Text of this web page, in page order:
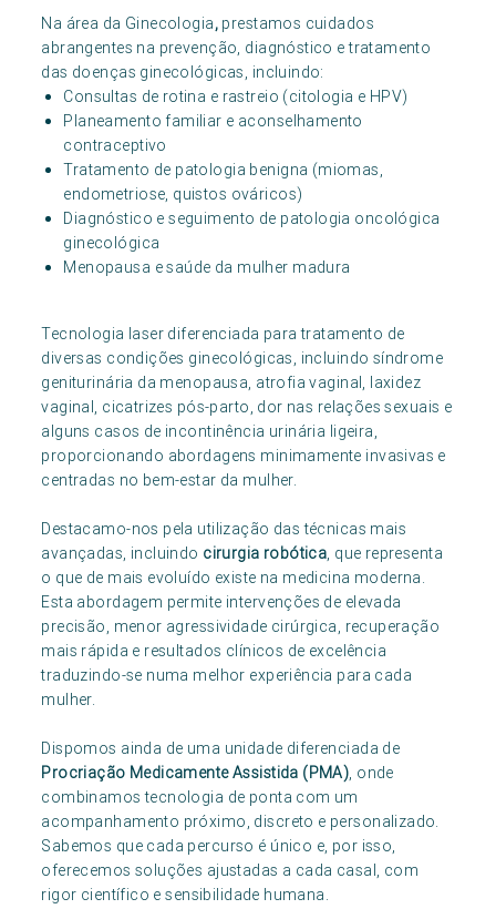
Na área da Ginecologia, prestamos cuidados
abrangentes na prevenção, diagnóstico e tratamento
das doenças ginecológicas, incluindo:
Consultas de rotina e rastreio (citologia e HPV)
Planeamento familiar e aconselhamento
contraceptivo
Tratamento de patologia benigna (miomas,
endometriose, quistos ováricos)
Diagnóstico e seguimento de patologia oncológica
ginecológica
Menopausa e saúde da mulher madura
Tecnologia laser diferenciada para tratamento de
diversas condições ginecológicas, incluindo síndrome
geniturinária da menopausa, atrofia vaginal, laxidez
vaginal, cicatrizes pós-parto, dor nas relações sexuais e
alguns casos de incontinência urinária ligeira,
proporcionando abordagens minimamente invasivas e
centradas no bem-estar da mulher.
Destacamo-nos pela utilização das técnicas mais
avançadas, incluindo cirurgia robótica, que representa
o que de mais evoluído existe na medicina moderna.
Esta abordagem permite intervenções de elevada
precisão, menor agressividade cirúrgica, recuperação
mais rápida e resultados clínicos de excelência
traduzindo-se numa melhor experiência para cada
mulher.
Dispomos ainda de uma unidade diferenciada de
Procriação Medicamente Assistida (PMA), onde
combinamos tecnologia de ponta com um
acompanhamento próximo, discreto e personalizado.
Sabemos que cada percurso é único e, por isso,
oferecemos soluções ajustadas a cada casal, com
rigor científico e sensibilidade humana.